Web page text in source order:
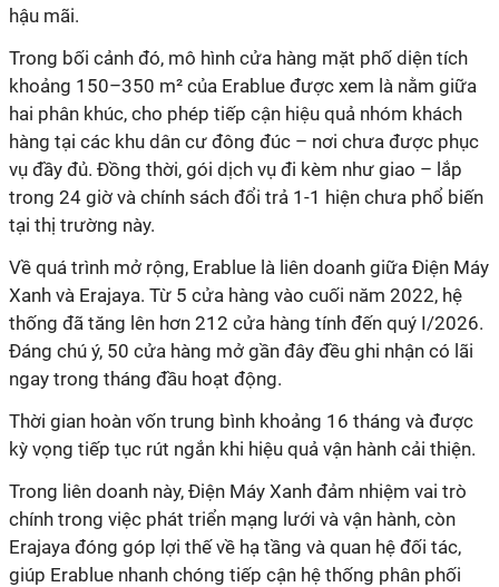
hậu mãi.
Trong bối cảnh đó, mô hình cửa hàng mặt phố diện tích
khoảng 150–350 m² của Erablue được xem là nằm giữa
hai phân khúc, cho phép tiếp cận hiệu quả nhóm khách
hàng tại các khu dân cư đông đúc – nơi chưa được phục
vụ đầy đủ. Đồng thời, gói dịch vụ đi kèm như giao – lắp
trong 24 giờ và chính sách đổi trả 1-1 hiện chưa phổ biến
tại thị trường này.
Về quá trình mở rộng, Erablue là liên doanh giữa Điện Máy
Xanh và Erajaya. Từ 5 cửa hàng vào cuối năm 2022, hệ
thống đã tăng lên hơn 212 cửa hàng tính đến quý I/2026.
Đáng chú ý, 50 cửa hàng mở gần đây đều ghi nhận có lãi
ngay trong tháng đầu hoạt động.
Thời gian hoàn vốn trung bình khoảng 16 tháng và được
kỳ vọng tiếp tục rút ngắn khi hiệu quả vận hành cải thiện.
Trong liên doanh này, Điện Máy Xanh đảm nhiệm vai trò
chính trong việc phát triển mạng lưới và vận hành, còn
Erajaya đóng góp lợi thế về hạ tầng và quan hệ đối tác,
giúp Erablue nhanh chóng tiếp cận hệ thống phân phối